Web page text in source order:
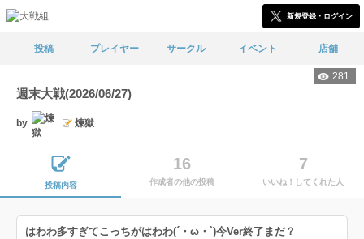
新規登録・ログイン
投稿 プレイヤー サークル イベント 店舗
281
週末大戦(2026/06/27)
by 煉獄
投稿内容
16
作成者の他の投稿
7
いいね！してくれた人
はわわ多すぎてこっちがはわわ(´・ω・`)今Ver終了まだ？